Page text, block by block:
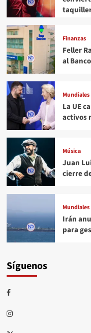
Finanzas
Feller
al
Mundiales
La UE
activos
Música
Juan
cierre
Mundiales
Irán
para
Síguenos